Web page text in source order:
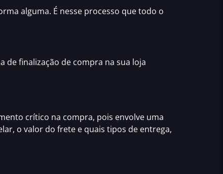
alguma. É nesse processo que todo o
definalização de compra na sua loja
crítico na compra, pois envolve uma
o valor do frete e quais tipos de entrega,